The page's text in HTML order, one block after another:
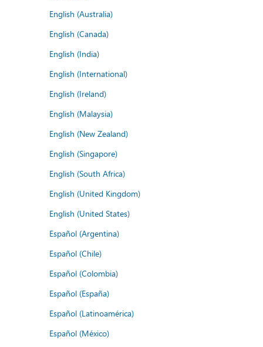
English (Australia)
English (Canada)
English (India)
English (International)
English (Ireland)
English (Malaysia)
English (New Zealand)
English (Singapore)
English (South Africa)
English (United Kingdom)
English (United States)
Español (Argentina)
Español (Chile)
Español (Colombia)
Español (España)
Español (Latinoamérica)
Español (México)